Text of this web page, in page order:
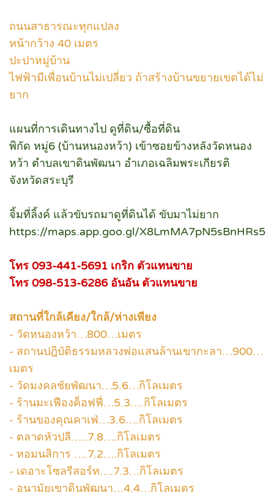
ถนนสาธารณะทุกแปลง
หน้ากว้าง 40 เมตร
ปะปาหมู่บ้าน
ไฟฟ้ามีเพื่อนบ้านไม่เปลี่ยว ถ้าสร้างบ้านขยายเขตได้ไม่
ยาก
แผนที่การเดินทางไป ดูที่ดิน/ซื้อที่ดิน
พิกัด หมู่6 (บ้านหนองหว้า) เข้าซอยข้างหลังวัดหนอง
หว้า ตำบลเขาดินพัฒนา อำเภอเฉลิมพระเกียรติ
จังหวัดสระบุรี
จิ้มที่ลิ้งค์ แล้วขับรถมาดูที่ดินได้ ขับมาไม่ยาก
https://maps.app.goo.gl/X8LmMA7pN5sBnHRs5
โ️ทร 093-441-5691 เกริก ตัวแทนขาย
โ️ทร ️098-513-6286 อันอัน ตัวแทนขาย
‍️สถานที่ใกล้เคียง/ใกล้/ห่างเพียง
-️ วัดหนองหว้า…800…เมตร
-️ ️สถานปฎิบัติธรรมหลวงพ่อแสนล้านเขากะลา…900…
เมตร
-️ ️วัดมงคลชัยพัฒนา…5.6…กิโลเมตร
-️ ️ร้านมะเฟืองค็อฟฟี่…5.3….กิโลเมตร
‍️-️ ร้านของคุณคาเฟ่…3.6….กิโลเมตร
‍️-️ ตลาดหัวปลี…..7.8….กิโลเมตร
‍️-️ หอมนสิการ ….7.2….กิโลเมตร
‍️-️ เดอาะโซลรีสอร์ท….7.3…กิโลเมตร
-️ อนามัยเขาดินพัฒนา…4.4…กิโลเมตร